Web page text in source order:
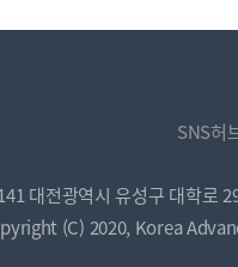
SNS허
대전광역시 유성구 대학로
(C) 2020, Korea